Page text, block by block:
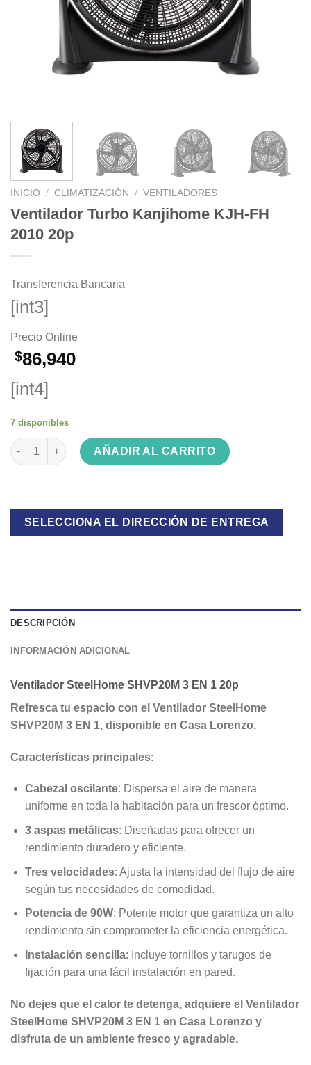
INICIO / CLIMATIZACIÓN / VENTILADORES
Ventilador Turbo Kanjihome KJH-FH
2010 20p
Transferencia Bancaria
[int3]
Precio Online
$86,940
[int4]
7 disponibles
Ventilador Turbo Kanjihome KJH-FH 2010 20p cantidad
AÑADIR AL CARRITO
SELECCIONA EL DIRECCIÓN DE ENTREGA
DESCRIPCIÓN
INFORMACIÓN ADICIONAL
Ventilador SteelHome SHVP20M 3 EN 1 20p
Refresca tu espacio con el Ventilador SteelHome
SHVP20M 3 EN 1, disponible en Casa Lorenzo.
Características principales:
Cabezal oscilante: Dispersa el aire de manera
uniforme en toda la habitación para un frescor óptimo.
3 aspas metálicas: Diseñadas para ofrecer un
rendimiento duradero y eficiente.
Tres velocidades: Ajusta la intensidad del flujo de aire
según tus necesidades de comodidad.
Potencia de 90W: Potente motor que garantiza un alto
rendimiento sin comprometer la eficiencia energética.
Instalación sencilla: Incluye tornillos y tarugos de
fijación para una fácil instalación en pared.
No dejes que el calor te detenga, adquiere el Ventilador
SteelHome SHVP20M 3 EN 1 en Casa Lorenzo y
disfruta de un ambiente fresco y agradable.